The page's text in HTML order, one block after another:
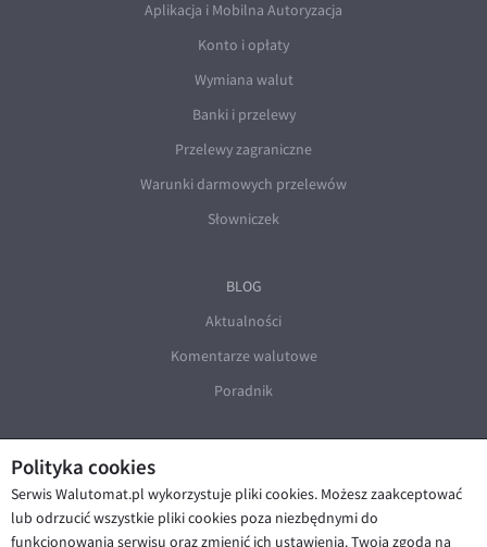
Polityka cookies
Serwis Walutomat.pl wykorzystuje pliki cookies. Możesz zaakceptować
lub odrzucić wszystkie pliki cookies poza niezbędnymi do
funkcjonowania serwisu oraz zmienić ich ustawienia. Twoja zgoda na
Aplikacja i Mobilna Autoryzacja
Konto i opłaty
Wymiana walut
Banki i przelewy
Przelewy zagraniczne
Warunki darmowych przelewów
Słowniczek
BLOG
Aktualności
Komentarze walutowe
Poradnik